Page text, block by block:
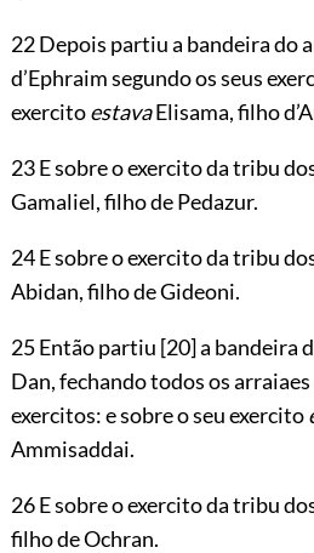
22 Depois partiu a bandeira do
d’Ephraim segundo os seus
exercitoestavaElisama, filho
23 E sobre o exercito da tribu
Gamaliel, filho de Pedazur.
24 E sobre o exercito da tribu
Abidan, filho de Gideoni.
25 Então partiu [20]a bandeira
Dan, fechando todos os arraiaes
exercitos: e sobre o seu exercito
Ammisaddai.
26 E sobre o exercito da tribu
filho de Ochran.